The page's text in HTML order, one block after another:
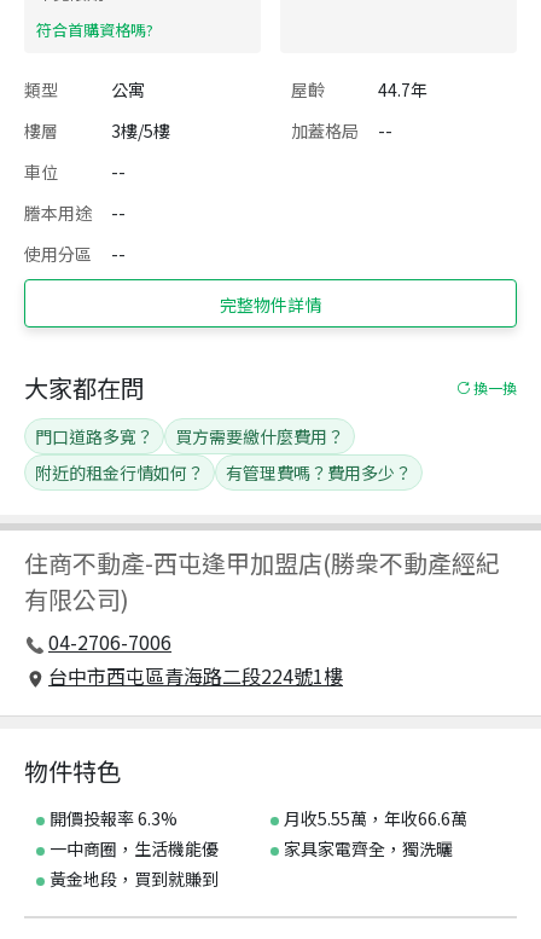
​符合首購資格嗎?
類型 公寓 屋齡
44.7年
樓層
3樓/5樓 加蓋格局
--
車位
--
謄本用途
--
使用分區
--
完整物件詳情
住商不動產-西屯逢甲加盟店(勝衆不動產經紀
有限公司)
04-2706-7006
台中市西屯區青海路二段224號1樓
大家都在問 換一換
門口道路多寬？
買方需要繳什麼費用？
附近的租金行情如何？
有管理費嗎？費用多少？
物件特色
開價投報率 6.3%
月收5.55萬，年收66.6萬
一中商圈，生活機能優
家具家電齊全，獨洗曬
黃金地段，買到就賺到